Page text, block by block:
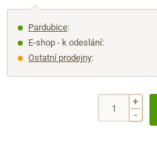
Pardubice:
E-shop - k odeslání:
Ostatní prodejny:
+
-